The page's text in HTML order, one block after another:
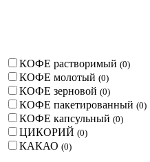
КОФЕ растворимый (0)
КОФЕ молотый (0)
КОФЕ зерновой (0)
КОФЕ пакетированный (0)
КОФЕ капсульный (0)
ЦИКОРИЙ (0)
КАКАО (0)